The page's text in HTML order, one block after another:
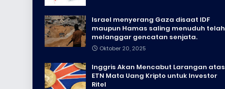
Israel menyerang Gaza disaat IDF
maupun Hamas saling menuduh telah
melanggar gencatan senjata.
Oktober 20, 2025
Inggris Akan Mencabut Larangan atas
ETN Mata Uang Kripto untuk Investor
Ritel